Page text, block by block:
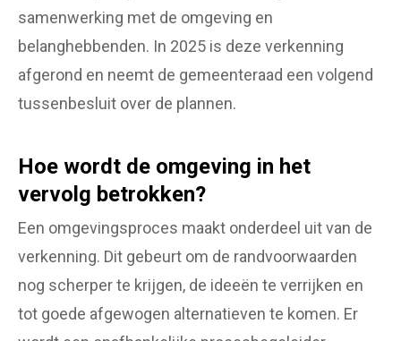
samenwerking met de omgeving en
belanghebbenden. In 2025 is deze verkenning
afgerond en neemt de gemeenteraad een volgend
tussenbesluit over de plannen.
Hoe wordt de omgeving in het
vervolg betrokken?
Een omgevingsproces maakt onderdeel uit van de
verkenning. Dit gebeurt om de randvoorwaarden
nog scherper te krijgen, de ideeën te verrijken en
tot goede afgewogen alternatieven te komen. Er